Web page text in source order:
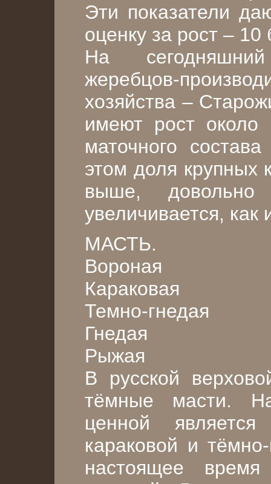
Эти показатели
оценку за рост – 10
На
жеребцов-
хозяйства –
имеют рост
маточного
этом доля крупных
выше,
увеличивается, как
МАСТЬ.
Вороная
Караковая
Темно-гнедая
Гнедая
Рыжая
В русской
тёмные масти.
ценной
караковой и
настоящее